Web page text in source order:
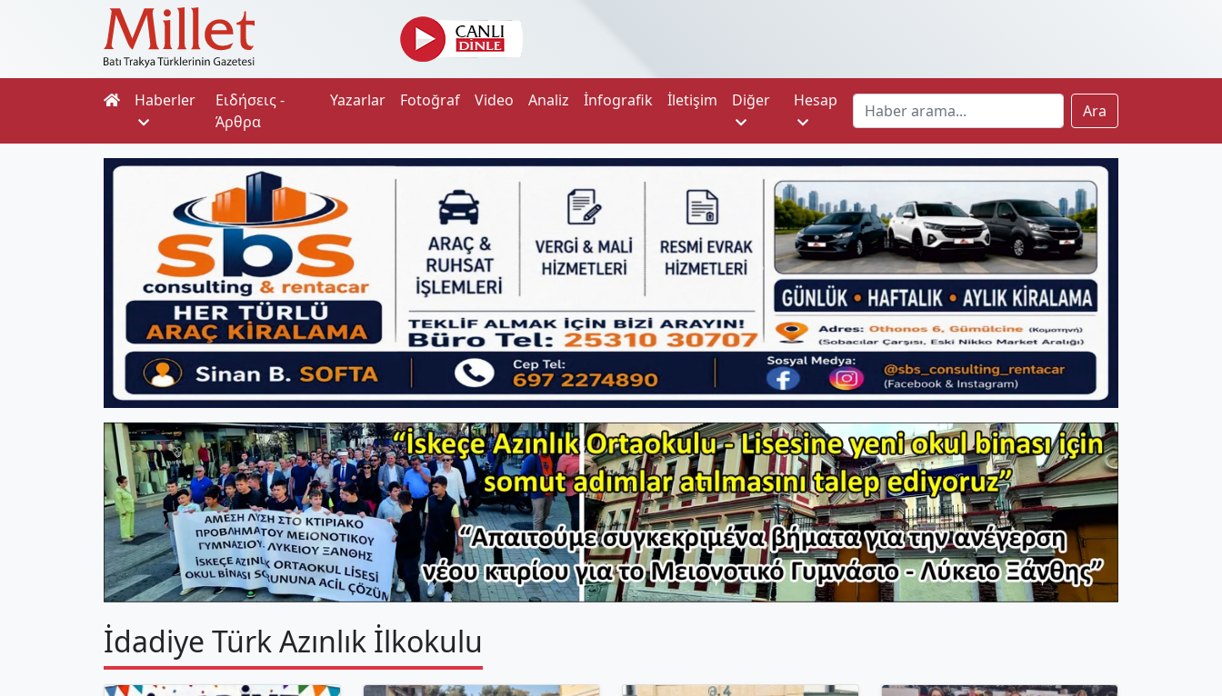
Haberler
Ειδήσεις -
Άρθρα
Yazarlar Fotoğraf Video Analiz İnfografik İletişim Diğer Hesap
Ara
İdadiye Türk Azınlık İlkokulu